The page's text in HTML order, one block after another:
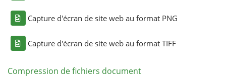
Capture d'écran de site web au format PNG
Capture d'écran de site web au format TIFF
Compression de fichiers document